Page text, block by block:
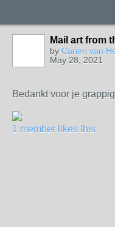
Mail art from
by Carien van
May 28, 2021
Bedankt voor je
1 member likes this